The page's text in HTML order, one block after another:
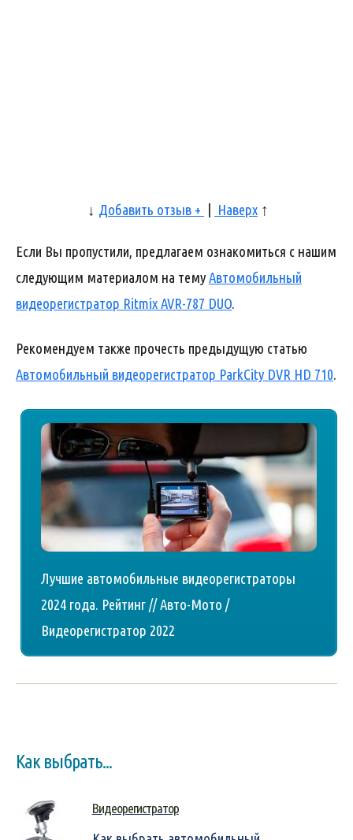
↓ Добавить отзыв + Наверх ↑
Если Вы пропустили, предлагаем ознакомиться с нашим
следующим материалом на темуАвтомобильный
видеорегистратор Ritmix AVR-787 DUO.
Рекомендуем также прочесть предыдущую статью
Автомобильный видеорегистратор ParkCity DVR HD 710.
Лучшие автомобильные видеорегистраторы
2024 года. Рейтинг // Авто-Мото /
Видеорегистратор 2022
Как выбрать...
Видеорегистратор